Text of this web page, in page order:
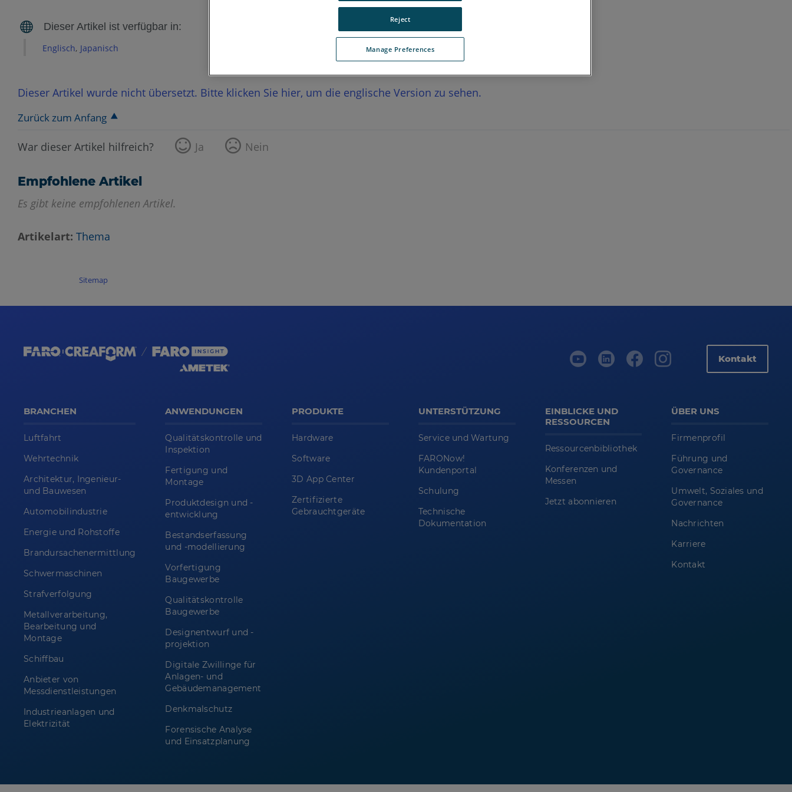
Englisch Japanisch
Dieser Artikel wurde nicht übersetzt. Bitte klicken Sie hier, um die englische Version zu sehen.
Zurück zum Anfang
War dieser Artikel hilfreich? Ja Nein
Empfohlene Artikel
Es gibt keine empfohlenen Artikel.
Artikelart Thema
Sitemap
Kontakt
BRANCHEN
Luftfahrt
Wehrtechnik
Architektur, Ingenieur-
und Bauwesen
Automobilindustrie
Energie und Rohstoffe
Brandursachenermittlung
Schwermaschinen
Strafverfolgung
Metallverarbeitung,
Bearbeitung und
Montage
Schiffbau
Anbieter von
Messdienstleistungen
Industrieanlagen und
Elektrizität
ANWENDUNGEN
Qualitätskontrolle und
Inspektion
Fertigung und
Montage
Produktdesign und -
entwicklung
Bestandserfassung
und -modellierung
Vorfertigung
Baugewerbe
Qualitätskontrolle
Baugewerbe
Designentwurf und -
projektion
Digitale Zwillinge für
Anlagen- und
Gebäudemanagement
Denkmalschutz
Forensische Analyse
und Einsatzplanung
PRODUKTE
Hardware
Software
3D App Center
Zertifizierte
Gebrauchtgeräte
UNTERSTÜTZUNG
Service und Wartung
FARONow!
Kundenportal
Schulung
Technische
Dokumentation
EINBLICKE UND
RESSOURCEN
Ressourcenbibliothek
Konferenzen und
Messen
Jetzt abonnieren
ÜBER UNS
Firmenprofil
Führung und
Governance
Umwelt, Soziales und
Governance
Nachrichten
Karriere
Kontakt
Manage Preferences
Reject